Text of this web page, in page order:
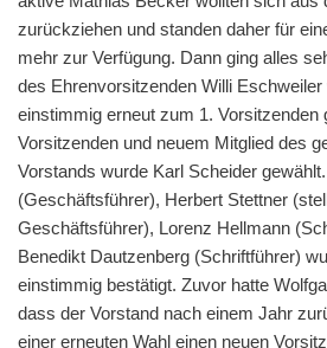
zurückziehen und standen daher für
mehr zur Verfügung. Dann ging alles
des Ehrenvorsitzenden Willi
einstimmig erneut zum 1. Vorsitzenden
Vorsitzenden und neuem Mitglied des
Vorstands wurde Karl Scheider
(Geschäftsführer), Herbert Stettner
Geschäftsführer), Lorenz Hellmann
Benedikt Dautzenberg (Schriftführer)
einstimmig bestätigt. Zuvor hatte
dass der Vorstand nach einem Jahr
einer erneuten Wahl einen neuen